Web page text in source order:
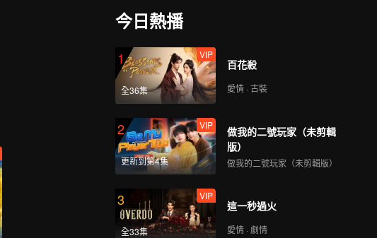
27
今日熱播
1
全36集
VIP
百花殺
愛情 · 古裝
2
更新到第4集
VIP
做我的二號玩家（未剪輯
版）
做我的二號玩家（未剪輯版）
3
全33集
VIP
這一秒過火
愛情 · 劇情